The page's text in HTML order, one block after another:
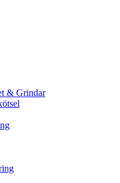
& Grindar